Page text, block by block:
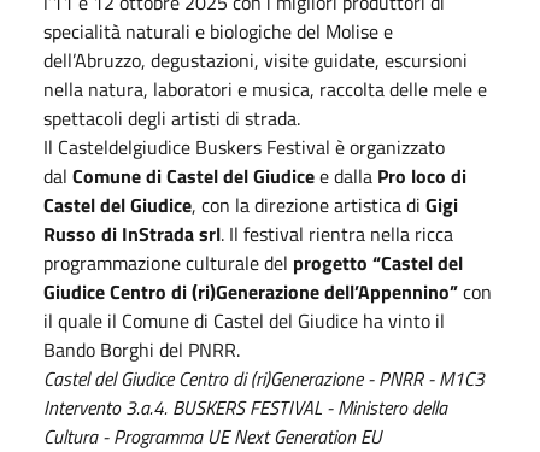
specialità naturali e biologiche del Molise e
dell’Abruzzo, degustazioni, visite guidate, escursioni
nella natura, laboratori e musica, raccolta delle mele e
spettacoli degli artisti di strada.
Il Casteldelgiudice Buskers Festival è organizzato
dal Comune di Castel del Giudicee dalla Pro loco di
Castel del Giudice, con la direzione artistica di Gigi
Russo di InStrada srl. Il festival rientra nella ricca
programmazione culturale del progetto “Castel del
Giudice Centro di (ri)Generazione dell’Appennino”con
il quale il Comune di Castel del Giudice ha vinto il
Bando Borghi del PNRR.
Castel del Giudice Centro di (ri)Generazione - PNRR - M1C3
Intervento 3.a.4. BUSKERS FESTIVAL - Ministero della
Cultura - Programma UE Next Generation EU